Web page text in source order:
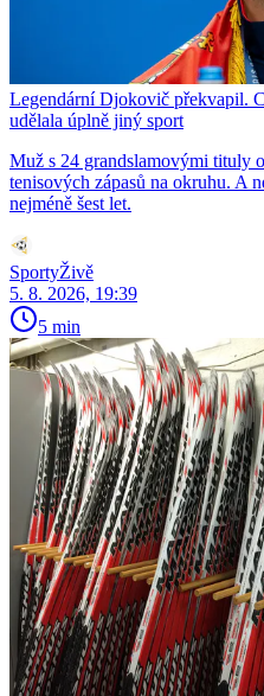
Legendární Djokovič překvapil.
udělala úplně jiný sport
Muž s 24 grandslamovými tituly
tenisových zápasů na okruhu. A
nejméně šest let.
SportyŽivě
5. 8. 2026, 19:39
5 min